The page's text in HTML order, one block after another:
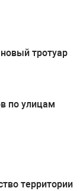
тротуар
по улицам
территории